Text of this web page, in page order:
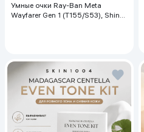
Умные очки Ray-Ban Meta
Wayfarer Gen 1 (T155/S53), Shiny